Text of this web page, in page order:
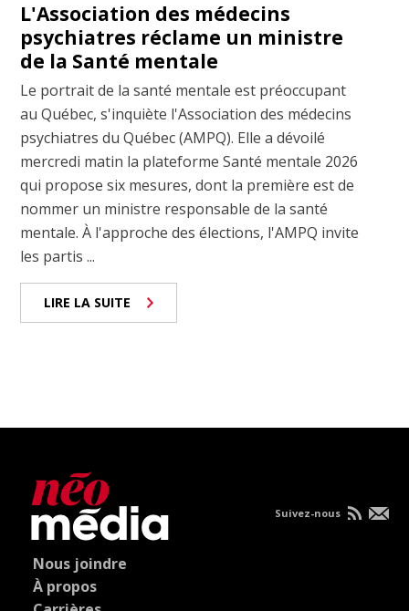
L'Association des médecins
psychiatres réclame un ministre
de la Santé mentale
Le portrait de la santé mentale est préoccupant
au Québec, s'inquiète l'Association des médecins
psychiatres du Québec (AMPQ). Elle a dévoilé
mercredi matin la plateforme Santé mentale 2026
qui propose six mesures, dont la première est de
nommer un ministre responsable de la santé
mentale. À l'approche des élections, l'AMPQ invite
les partis ...
LIRE LA SUITE
Nous joindre
À propos
Suivez-nous